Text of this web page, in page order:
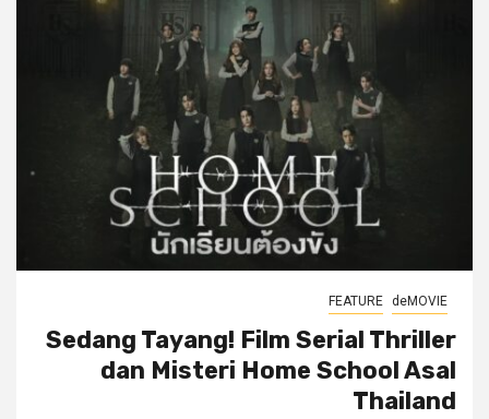
FEATURE deMOVIE
Sedang Tayang! Film Serial Thriller
dan Misteri Home School Asal
Thailand